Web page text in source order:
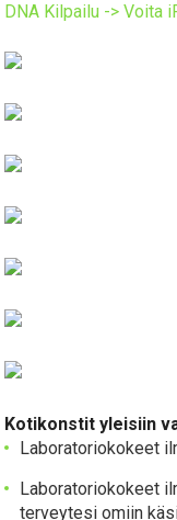
DNA Kilpailu -> Voita
Kotikonstit yleisiin
Laboratoriokokeet
Laboratoriokokeet
terveytesi omiin